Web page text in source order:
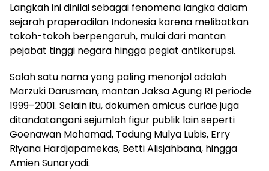
Langkah ini dinilai sebagai fenomena langka dalam
sejarah praperadilan Indonesia karena melibatkan
tokoh-tokoh berpengaruh, mulai dari mantan
pejabat tinggi negara hingga pegiat antikorupsi.
Salah satu nama yang paling menonjol adalah
Marzuki Darusman, mantan Jaksa Agung RI periode
1999–2001. Selain itu, dokumen amicus curiae juga
ditandatangani sejumlah figur publik lain seperti
Goenawan Mohamad, Todung Mulya Lubis, Erry
Riyana Hardjapamekas, Betti Alisjahbana, hingga
Amien Sunaryadi.